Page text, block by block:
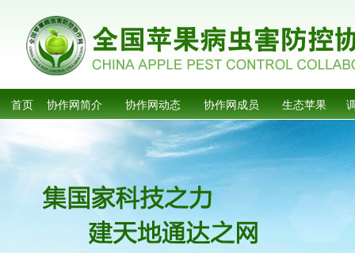
首页 协作网简介 协作网动态 协作网成员 生态苹果